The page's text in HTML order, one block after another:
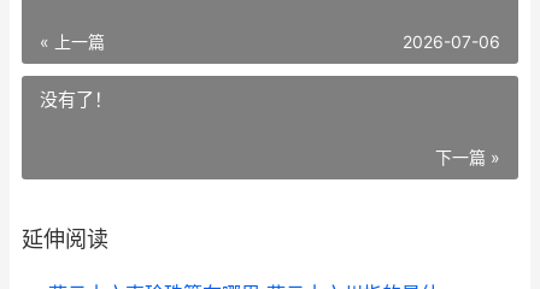
« 上一篇 2026-07-06
没有了！
下一篇 »
延伸阅读